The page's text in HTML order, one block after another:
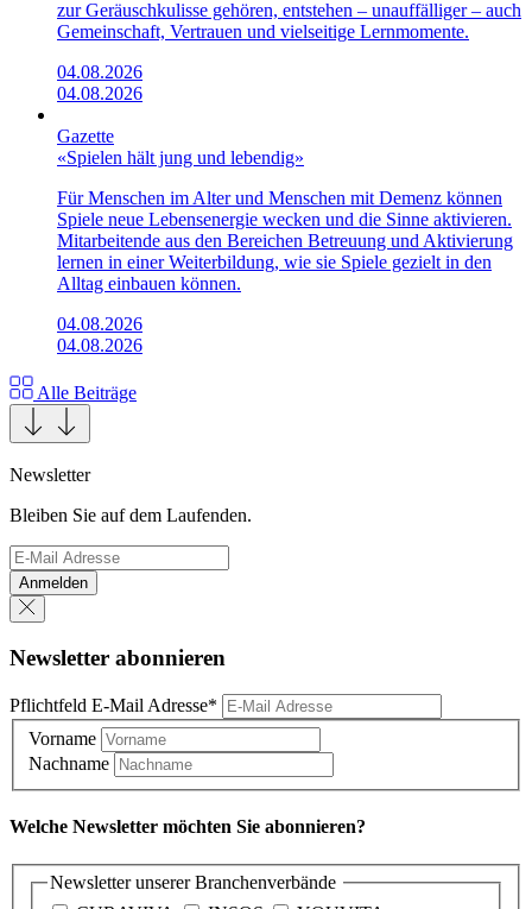
zur Geräuschkulisse gehören, entstehen – unauffälliger – auch
Gemeinschaft, Vertrauen und vielseitige Lernmomente.
04.08.2026
04.08.2026
Gazette
«Spielen hält jung und lebendig»
Für Menschen im Alter und Menschen mit Demenz können
Spiele neue Lebensenergie wecken und die Sinne aktivieren.
Mitarbeitende aus den Bereichen Betreuung und Aktivierung
lernen in einer Weiterbildung, wie sie Spiele gezielt in den
Alltag einbauen können.
04.08.2026
04.08.2026
Alle Beiträge
Newsletter
Bleiben Sie auf dem Laufenden.
Anmelden
Newsletter abonnieren
Pflichtfeld E-Mail Adresse*
Vorname
Nachname
Welche Newsletter möchten Sie abonnieren?
Newsletter unserer Branchenverbände